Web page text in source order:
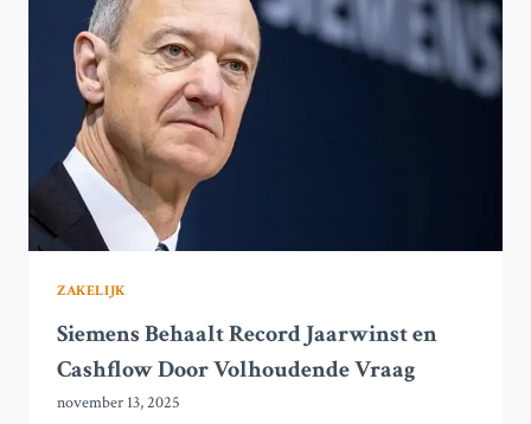
EN
NVIDIA
TESTEN
EEN
HUMANOÏDE
ROBOT
ZAKELIJK
Siemens Behaalt Record Jaarwinst en
Cashflow Door Volhoudende Vraag
november 13, 2025